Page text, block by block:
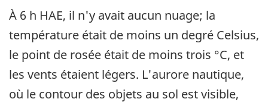
À 6 h HAE, il n'y avait aucun nuage; la
température était de moins un degré Celsius,
le point de rosée était de moins trois °C, et
les vents étaient légers. L'aurore nautique,
où le contour des objets au sol est visible,